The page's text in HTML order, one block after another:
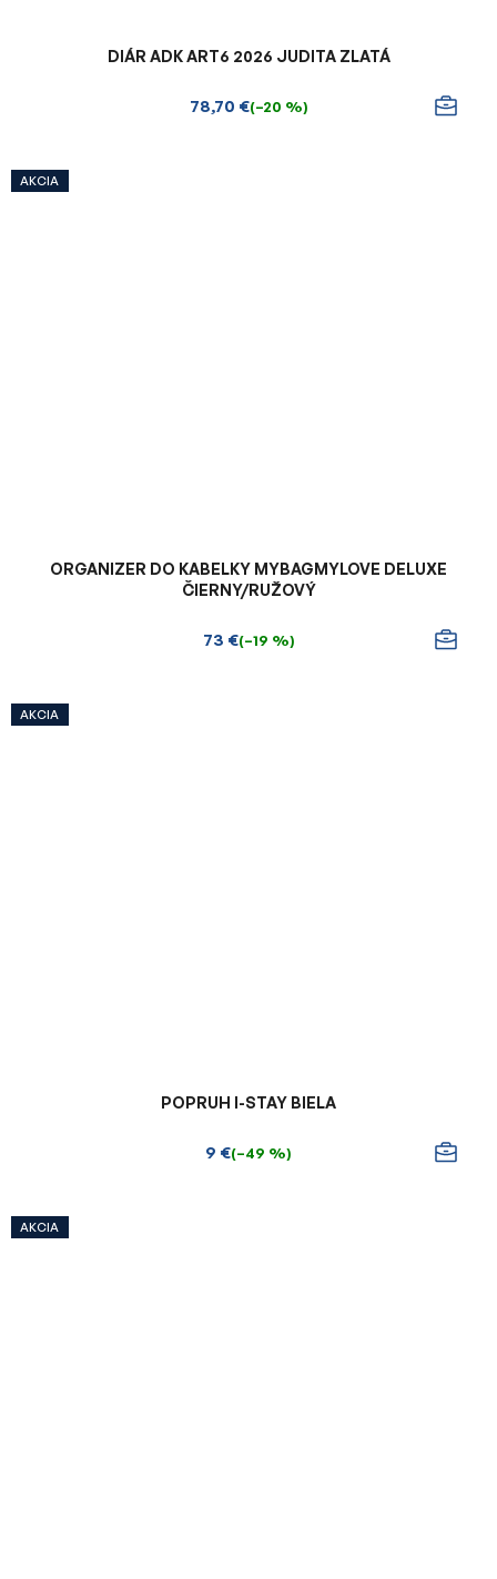
DIÁR ADK ART6 2026 JUDITA ZLATÁ
78,70 €(–20 %)
AKCIA
ORGANIZER DO KABELKY MYBAGMYLOVE DELUXE
ČIERNY/RUŽOVÝ
73 €(–19 %)
AKCIA
POPRUH I-STAY BIELA
9 €(–49 %)
AKCIA